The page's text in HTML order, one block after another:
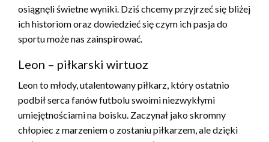
osiągnęli świetne wyniki. Dziś chcemy przyjrzeć się bliżej
ich historiom oraz dowiedzieć się czym ich pasja do
sportu może nas zainspirować.
Leon – piłkarski wirtuoz
Leon to młody, utalentowany piłkarz, który ostatnio
podbił serca fanów futbolu swoimi niezwykłymi
umiejętnościami na boisku. Zaczynał jako skromny
chłopiec z marzeniem o zostaniu piłkarzem, ale dzięki